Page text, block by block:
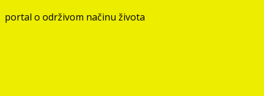
portal o održivom načinu života